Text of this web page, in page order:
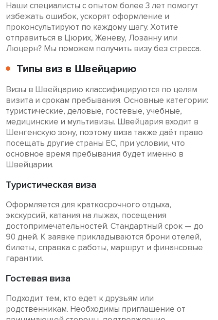
Наши специалисты с опытом более 3 лет помогут
избежать ошибок, ускорят оформление и
проконсультируют по каждому шагу. Хотите
отправиться в Цюрих, Женеву, Лозанну или
Люцерн? Мы поможем получить визу без стресса.
Типы виз в Швейцарию
Визы в Швейцарию классифицируются по целям
визита и срокам пребывания. Основные категории:
туристические, деловые, гостевые, учебные,
медицинские и мультивизы. Швейцария входит в
Шенгенскую зону, поэтому виза также даёт право
посещать другие страны ЕС, при условии, что
основное время пребывания будет именно в
Швейцарии.
Туристическая виза
Оформляется для краткосрочного отдыха,
экскурсий, катания на лыжах, посещения
достопримечательностей. Стандартный срок — до
90 дней. К заявке прикладываются брони отелей,
билеты, справка с работы, маршрут и финансовые
гарантии.
Гостевая виза
Подходит тем, кто едет к друзьям или
родственникам. Необходимы приглашение от